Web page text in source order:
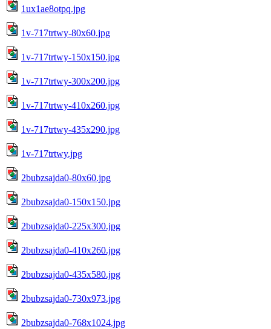
1ux1ae8otpq.jpg
1v-717trtwy-80x60.jpg
1v-717trtwy-150x150.jpg
1v-717trtwy-300x200.jpg
1v-717trtwy-410x260.jpg
1v-717trtwy-435x290.jpg
1v-717trtwy.jpg
2bubzsajda0-80x60.jpg
2bubzsajda0-150x150.jpg
2bubzsajda0-225x300.jpg
2bubzsajda0-410x260.jpg
2bubzsajda0-435x580.jpg
2bubzsajda0-730x973.jpg
2bubzsajda0-768x1024.jpg